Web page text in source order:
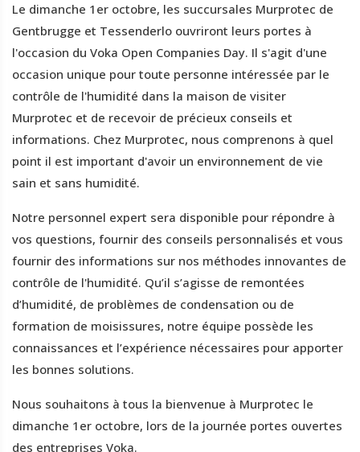
Le dimanche 1er octobre, les succursales Murprotec de
Gentbrugge et Tessenderlo ouvriront leurs portes à
l'occasion du Voka Open Companies Day. Il s'agit d'une
occasion unique pour toute personne intéressée par le
contrôle de l'humidité dans la maison de visiter
Murprotec et de recevoir de précieux conseils et
informations. Chez Murprotec, nous comprenons à quel
point il est important d'avoir un environnement de vie
sain et sans humidité.
Notre personnel expert sera disponible pour répondre à
vos questions, fournir des conseils personnalisés et vous
fournir des informations sur nos méthodes innovantes de
contrôle de l'humidité. Qu’il s’agisse de remontées
d’humidité, de problèmes de condensation ou de
formation de moisissures, notre équipe possède les
connaissances et l’expérience nécessaires pour apporter
les bonnes solutions.
Nous souhaitons à tous la bienvenue à Murprotec le
dimanche 1er octobre, lors de la journée portes ouvertes
des entreprises Voka.